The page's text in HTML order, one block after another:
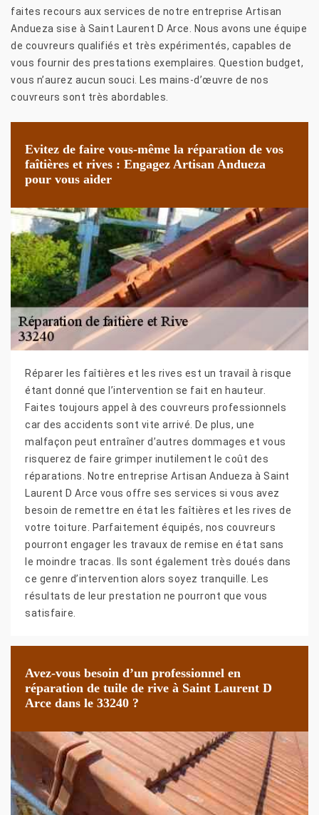
faites recours aux services de notre entreprise Artisan
Andueza sise à Saint Laurent D Arce. Nous avons une équipe
de couvreurs qualifiés et très expérimentés, capables de
vous fournir des prestations exemplaires. Question budget,
vous n’aurez aucun souci. Les mains-d’œuvre de nos
couvreurs sont très abordables.
Evitez de faire vous-même la réparation de vos
faîtières et rives : Engagez Artisan Andueza
pour vous aider
Réparer les faîtières et les rives est un travail à risque
étant donné que l’intervention se fait en hauteur.
Faites toujours appel à des couvreurs professionnels
car des accidents sont vite arrivé. De plus, une
malfaçon peut entraîner d’autres dommages et vous
risquerez de faire grimper inutilement le coût des
réparations. Notre entreprise Artisan Andueza à Saint
Laurent D Arce vous offre ses services si vous avez
besoin de remettre en état les faîtières et les rives de
votre toiture. Parfaitement équipés, nos couvreurs
pourront engager les travaux de remise en état sans
le moindre tracas. Ils sont également très doués dans
ce genre d’intervention alors soyez tranquille. Les
résultats de leur prestation ne pourront que vous
satisfaire.
Avez-vous besoin d’un professionnel en
réparation de tuile de rive à Saint Laurent D
Arce dans le 33240 ?